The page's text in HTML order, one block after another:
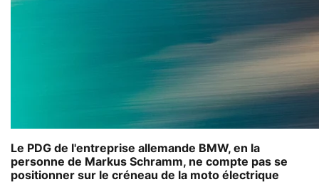
Le PDG de l'entreprise allemande BMW, en la
personne de Markus Schramm, ne compte pas se
positionner sur le créneau de la moto électrique